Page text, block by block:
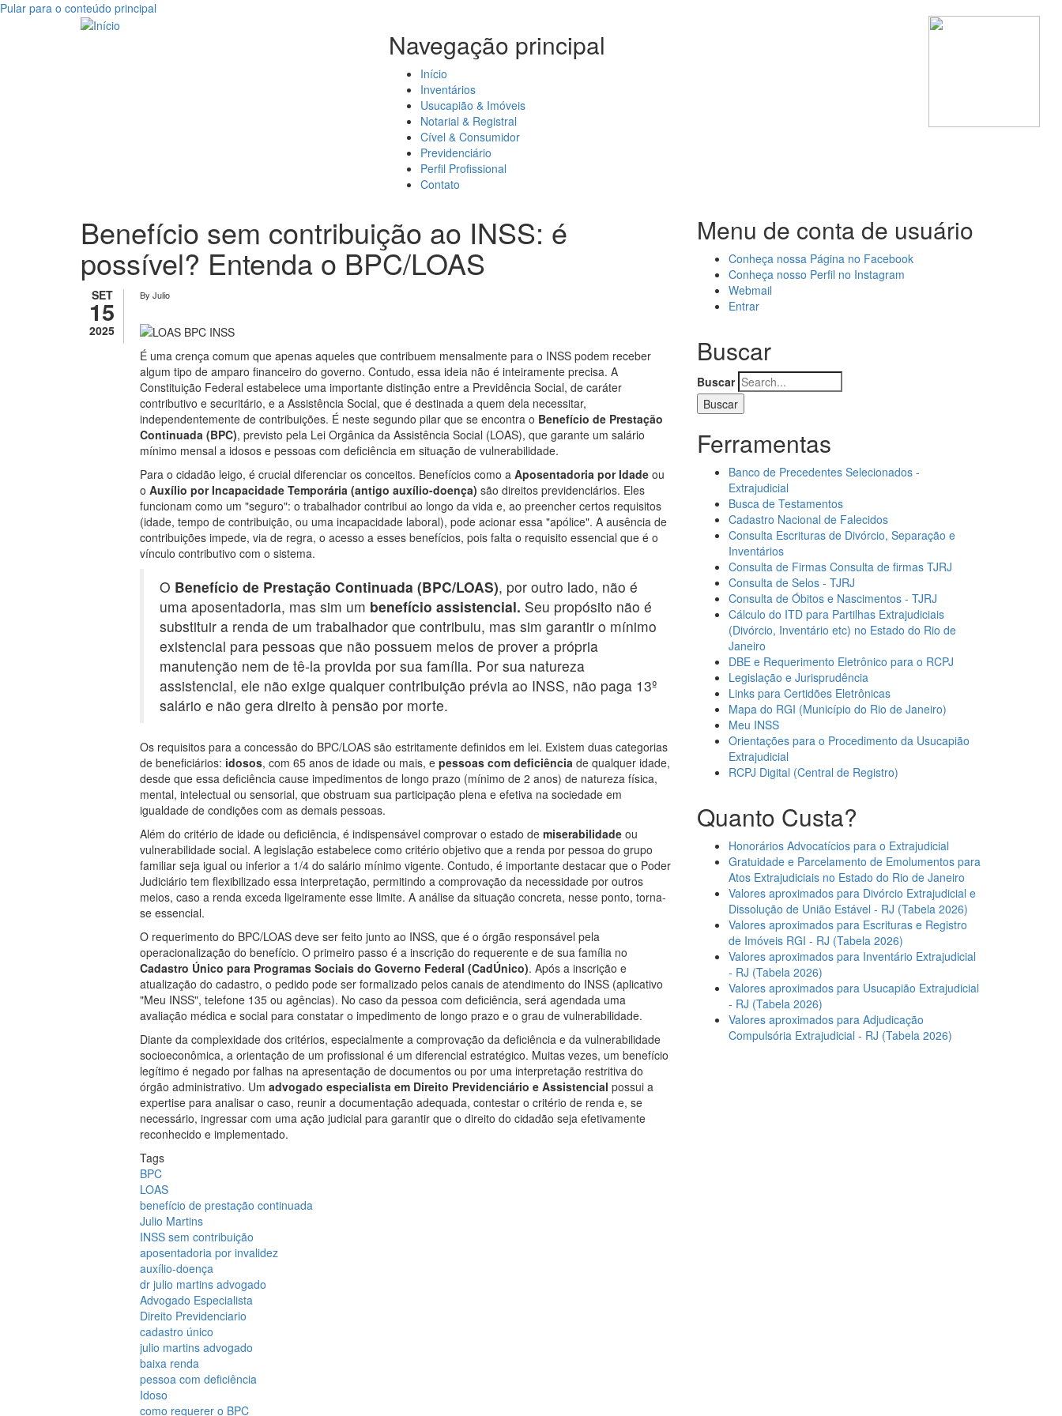
Pular para o conteúdo principal
Navegação principal
Início
Inventários
Usucapião & Imóveis
Notarial & Registral
Cível & Consumidor
Previdenciário
Perfil Profissional
Contato
Benefício sem contribuição ao INSS: é
possível? Entenda o BPC/LOAS
SET
15
2025
By Julio
É uma crença comum que apenas aqueles que contribuem mensalmente para o INSS podem receber
algum tipo de amparo financeiro do governo. Contudo, essa ideia não é inteiramente precisa. A
Constituição Federal estabelece uma importante distinção entre a Previdência Social, de caráter
contributivo e securitário, e a Assistência Social, que é destinada a quem dela necessitar,
independentemente de contribuições. É neste segundo pilar que se encontra o Benefício de Prestação
Continuada (BPC), previsto pela Lei Orgânica da Assistência Social (LOAS), que garante um salário
mínimo mensal a idosos e pessoas com deficiência em situação de vulnerabilidade.
Para o cidadão leigo, é crucial diferenciar os conceitos. Benefícios como a Aposentadoria por Idade ou
o Auxílio por Incapacidade Temporária (antigo auxílio-doença) são direitos previdenciários. Eles
funcionam como um "seguro": o trabalhador contribui ao longo da vida e, ao preencher certos requisitos
(idade, tempo de contribuição, ou uma incapacidade laboral), pode acionar essa "apólice". A ausência de
contribuições impede, via de regra, o acesso a esses benefícios, pois falta o requisito essencial que é o
vínculo contributivo com o sistema.
O Benefício de Prestação Continuada (BPC/LOAS), por outro lado, não é
uma aposentadoria, mas sim um benefício assistencial. Seu propósito não é
substituir a renda de um trabalhador que contribuiu, mas sim garantir o mínimo
existencial para pessoas que não possuem meios de prover a própria
manutenção nem de tê-la provida por sua família. Por sua natureza
assistencial, ele não exige qualquer contribuição prévia ao INSS, não paga 13º
salário e não gera direito à pensão por morte.
Os requisitos para a concessão do BPC/LOAS são estritamente definidos em lei. Existem duas categorias
de beneficiários: idosos, com 65 anos de idade ou mais, e pessoas com deficiência de qualquer idade,
desde que essa deficiência cause impedimentos de longo prazo (mínimo de 2 anos) de natureza física,
mental, intelectual ou sensorial, que obstruam sua participação plena e efetiva na sociedade em
igualdade de condições com as demais pessoas.
Além do critério de idade ou deficiência, é indispensável comprovar o estado de miserabilidade ou
vulnerabilidade social. A legislação estabelece como critério objetivo que a renda por pessoa do grupo
familiar seja igual ou inferior a 1/4 do salário mínimo vigente. Contudo, é importante destacar que o Poder
Judiciário tem flexibilizado essa interpretação, permitindo a comprovação da necessidade por outros
meios, caso a renda exceda ligeiramente esse limite. A análise da situação concreta, nesse ponto, torna-
se essencial.
O requerimento do BPC/LOAS deve ser feito junto ao INSS, que é o órgão responsável pela
operacionalização do benefício. O primeiro passo é a inscrição do requerente e de sua família no
Cadastro Único para Programas Sociais do Governo Federal (CadÚnico). Após a inscrição e
atualização do cadastro, o pedido pode ser formalizado pelos canais de atendimento do INSS (aplicativo
"Meu INSS", telefone 135 ou agências). No caso da pessoa com deficiência, será agendada uma
avaliação médica e social para constatar o impedimento de longo prazo e o grau de vulnerabilidade.
Diante da complexidade dos critérios, especialmente a comprovação da deficiência e da vulnerabilidade
socioeconômica, a orientação de um profissional é um diferencial estratégico. Muitas vezes, um benefício
legítimo é negado por falhas na apresentação de documentos ou por uma interpretação restritiva do
órgão administrativo. Um advogado especialista em Direito Previdenciário e Assistencial possui a
expertise para analisar o caso, reunir a documentação adequada, contestar o critério de renda e, se
necessário, ingressar com uma ação judicial para garantir que o direito do cidadão seja efetivamente
reconhecido e implementado.
Tags
BPC
LOAS
benefício de prestação continuada
Julio Martins
INSS sem contribuição
aposentadoria por invalidez
auxílio-doença
dr julio martins advogado
Advogado Especialista
Direito Previdenciario
cadastro único
julio martins advogado
baixa renda
pessoa com deficiência
Idoso
como requerer o BPC
Menu de conta de usuário
Conheça nossa Página no Facebook
Conheça nosso Perfil no Instagram
Webmail
Entrar
Buscar
Buscar
Ferramentas
Banco de Precedentes Selecionados -
Extrajudicial
Busca de Testamentos
Cadastro Nacional de Falecidos
Consulta Escrituras de Divórcio, Separação e
Inventários
Consulta de Firmas Consulta de firmas TJRJ
Consulta de Selos - TJRJ
Consulta de Óbitos e Nascimentos - TJRJ
Cálculo do ITD para Partilhas Extrajudiciais
(Divórcio, Inventário etc) no Estado do Rio de
Janeiro
DBE e Requerimento Eletrônico para o RCPJ
Legislação e Jurisprudência
Links para Certidões Eletrônicas
Mapa do RGI (Município do Rio de Janeiro)
Meu INSS
Orientações para o Procedimento da Usucapião
Extrajudicial
RCPJ Digital (Central de Registro)
Quanto Custa?
Honorários Advocatícios para o Extrajudicial
Gratuidade e Parcelamento de Emolumentos para
Atos Extrajudiciais no Estado do Rio de Janeiro
Valores aproximados para Divórcio Extrajudicial e
Dissolução de União Estável - RJ (Tabela 2026)
Valores aproximados para Escrituras e Registro
de Imóveis RGI - RJ (Tabela 2026)
Valores aproximados para Inventário Extrajudicial
- RJ (Tabela 2026)
Valores aproximados para Usucapião Extrajudicial
- RJ (Tabela 2026)
Valores aproximados para Adjudicação
Compulsória Extrajudicial - RJ (Tabela 2026)